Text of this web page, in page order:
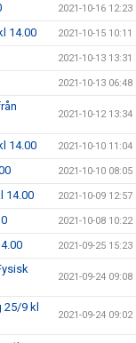
2021-10-16 12:23
14.00 2021-10-15 10:11
2021-10-13 13:31
2021-10-13 06:48
2021-10-12 13:34
14.00 2021-10-10 11:04
2021-10-10 08:05
14.00 2021-10-09 12:57
2021-10-08 10:22
2021-09-25 15:23
2021-09-24 09:08
25/9 kl
2021-09-24 09:02